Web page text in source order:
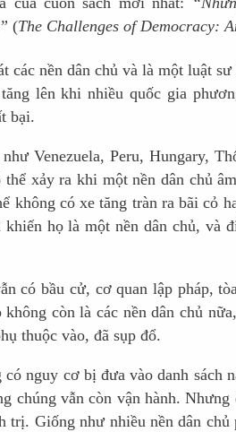
(The Challenges of Democracy:
các nền dân chủ và là một luật
lên khi nhiều quốc gia
bại.
Venezuela, Peru, Hungary,
xảy ra khi một nền dân chủ
không có xe tăng tràn ra bãi cỏ
họ là một nền dân chủ, và
có bầu cử, cơ quan lập pháp,
không còn là các nền dân chủ
thuộc vào, đã sụp đổ.
nguy cơ bị đưa vào danh sách
chúng vẫn còn vận hành.
trị. Giống như nhiều nền dân